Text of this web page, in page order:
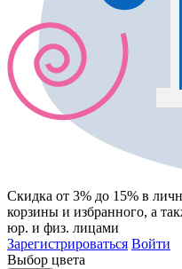
Скидка от 3% до 15% в
корзины и избранного, а
юр. и физ. лицами
Зарегистрироваться Войти
Выбор цвета